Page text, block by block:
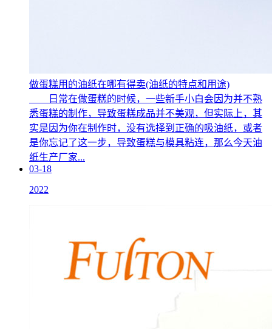
做蛋糕用的油纸在哪有得卖(油纸的特点和用途)
日常在做蛋糕的时候，一些新手小白会因为并不熟
悉蛋糕的制作，导致蛋糕成品并不美观，但实际上，其
实是因为你在制作时，没有选择到正确的吸油纸，或者
是你忘记了这一步，导致蛋糕与模具粘连，那么今天油
纸生产厂家...
03-18
2022